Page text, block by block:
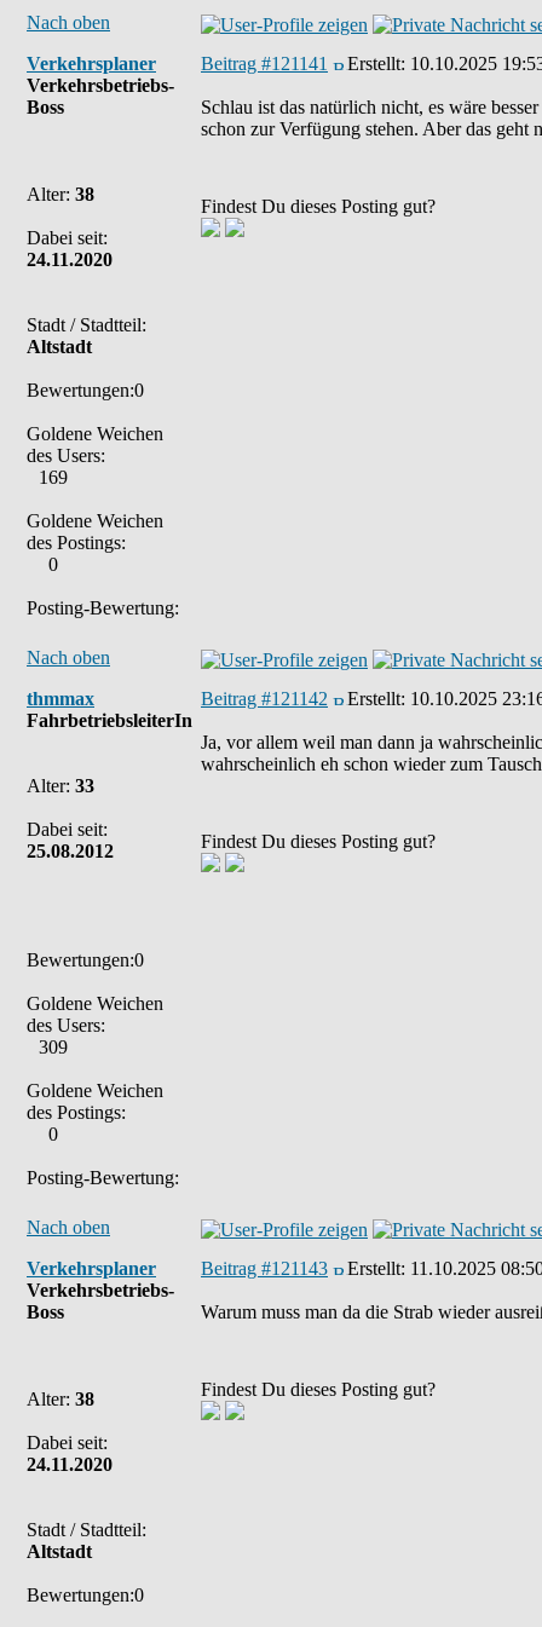
Nach oben
Verkehrsplaner
Verkehrsbetriebs-
Boss
Alter: 38
Dabei seit:
24.11.2020
Stadt / Stadtteil:
Altstadt
Bewertungen:0
Goldene Weichen
des Users:
169
Goldene Weichen
des Postings:
0
Posting-Bewertung:
Beitrag #121141 Erstellt: 10.10.2025
Schlau ist das natürlich nicht, es wäre
schon zur Verfügung stehen. Aber das
Findest Du dieses Posting gut?
Nach oben
thmmax
FahrbetriebsleiterIn
Alter: 33
Dabei seit:
25.08.2012
Bewertungen:0
Goldene Weichen
des Users:
309
Goldene Weichen
des Postings:
0
Posting-Bewertung:
Beitrag #121142 Erstellt: 10.10.2025
Ja, vor allem weil man dann ja
wahrscheinlich eh schon wieder zum
Findest Du dieses Posting gut?
Nach oben
Verkehrsplaner
Verkehrsbetriebs-
Boss
Alter: 38
Dabei seit:
24.11.2020
Stadt / Stadtteil:
Altstadt
Bewertungen:0
Beitrag #121143 Erstellt: 11.10.2025
Warum muss man da die Strab wieder
Findest Du dieses Posting gut?